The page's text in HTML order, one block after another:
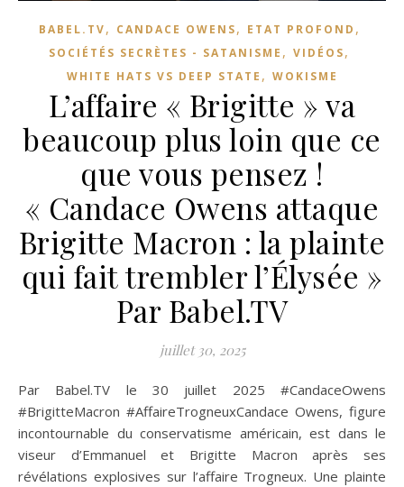
BABEL.TV, CANDACE OWENS, ETAT PROFOND ,
SOCIÉTÉS SECRÈTES - SATANISME , VIDÉOS,
WHITE HATS VS DEEP STATE , WOKISME
L’affaire « Brigitte » va
beaucoup plus loin que ce
que vous pensez !
« Candace Owens attaque
Brigitte Macron : la plainte
qui fait trembler l’Élysée »
Par Babel.TV
juillet 30, 2025
Par Babel.TV le 30 juillet 2025 #CandaceOwens
#BrigitteMacron #AffaireTrogneuxCandace Owens, figure
incontournable du conservatisme américain, est dans le
viseur d’Emmanuel et Brigitte Macron après ses
révélations explosives sur l’affaire Trogneux. Une plainte